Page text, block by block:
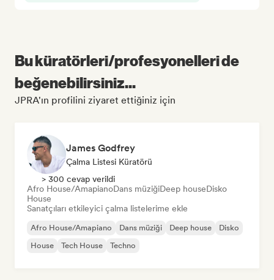
Bu küratörleri/profesyonelleri de
beğenebilirsiniz...
JPRA'ın profilini ziyaret ettiğiniz için
James Godfrey
Çalma Listesi Küratörü
> 300 cevap verildi
Afro House/AmapianoDans müziğiDeep houseDisko
House
Sanatçıları etkileyici çalma listelerime ekle
Afro House/Amapiano Dans müziği Deep house
Disko
House
Tech House Techno